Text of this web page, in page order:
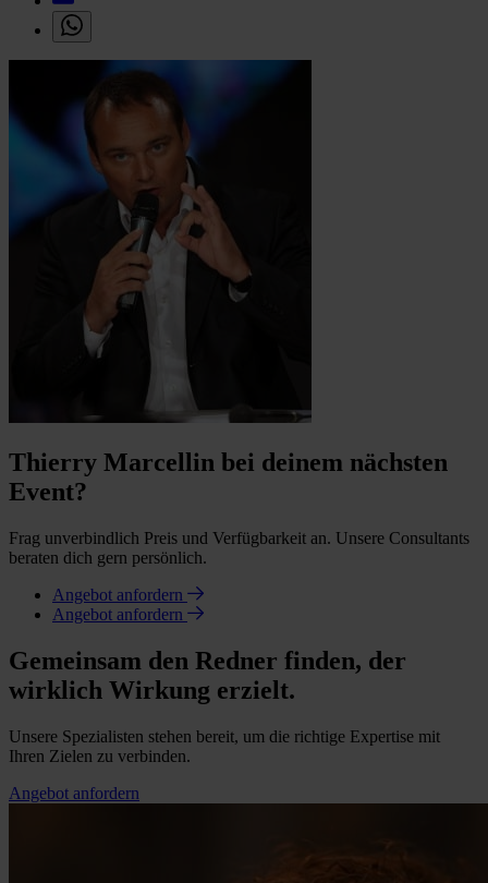
Thierry Marcellin bei deinem nächsten
Event?
Frag unverbindlich Preis und Verfügbarkeit an. Unsere Consultants
beraten dich gern persönlich.
Angebot anfordern
Angebot anfordern
Gemeinsam den Redner finden, der
wirklich Wirkung erzielt.
Unsere Spezialisten stehen bereit, um die richtige Expertise mit
Ihren Zielen zu verbinden.
Angebot anfordern